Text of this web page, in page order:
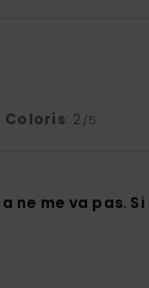
Coloris: 2 /5
me va pas.